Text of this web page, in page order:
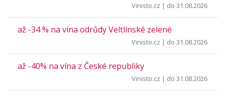
Vinisto.cz | do 31.08.2026
až -34 % na vína odrůdy Veltlínské zelené
Vinisto.cz | do 31.08.2026
až -40% na vína z České republiky
Vinisto.cz | do 31.08.2026